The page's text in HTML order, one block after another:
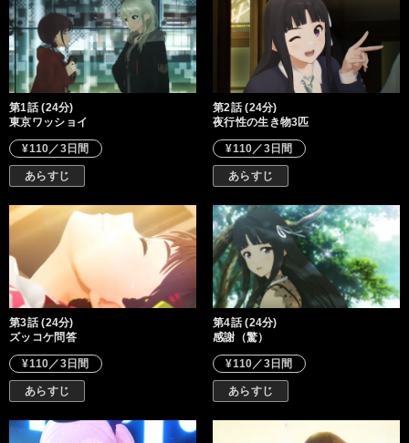
第1話 (24分)
東京ワッショイ
¥110／3日間
あらすじ
第2話 (24分)
夜行性の生き物3匹
¥110／3日間
あらすじ
第3話 (24分)
ズッコケ問答
¥110／3日間
あらすじ
第4話 (24分)
感謝（驚）
¥110／3日間
あらすじ